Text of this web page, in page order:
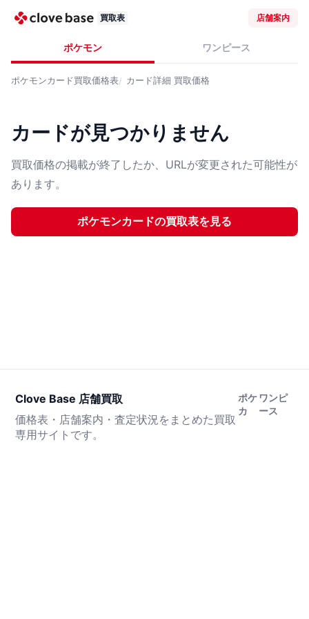
買取表 店舗案内
ポケモン ワンピース
ポケモンカード買取価格表 カード詳細 買取価格
カードが見つかりません
買取価格の掲載が終了したか、URLが変更された可能性が
あります。
ポケモンカードの買取表を見る
Clove Base 店舗買取
価格表・店舗案内・査定状況をまとめた買取
専用サイトです。
ポケ
カ
ワンピ
ース